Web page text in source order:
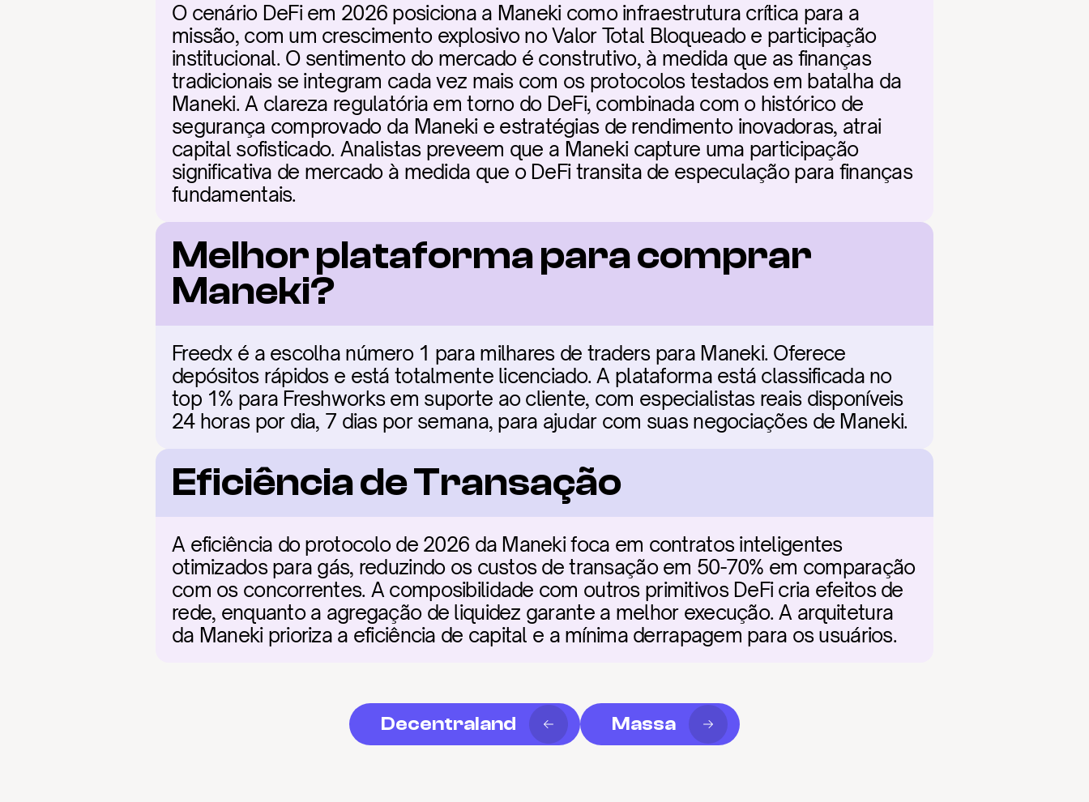
O cenário DeFi em 2026 posiciona a Maneki como infraestrutura crítica para a
missão, com um crescimento explosivo no Valor Total Bloqueado e participação
institucional. O sentimento do mercado é construtivo, à medida que as finanças
tradicionais se integram cada vez mais com os protocolos testados em batalha da
Maneki. A clareza regulatória em torno do DeFi, combinada com o histórico de
segurança comprovado da Maneki e estratégias de rendimento inovadoras, atrai
capital sofisticado. Analistas preveem que a Maneki capture uma participação
significativa de mercado à medida que o DeFi transita de especulação para finanças
fundamentais.
Melhor plataforma para comprar
Maneki?
Freedx é a escolha número 1 para milhares de traders para Maneki. Oferece
depósitos rápidos e está totalmente licenciado. A plataforma está classificada no
top 1% para Freshworks em suporte ao cliente, com especialistas reais disponíveis
24 horas por dia, 7 dias por semana, para ajudar com suas negociações de Maneki.
Eficiência de Transação
A eficiência do protocolo de 2026 da Maneki foca em contratos inteligentes
otimizados para gás, reduzindo os custos de transação em 50-70% em comparação
com os concorrentes. A composibilidade com outros primitivos DeFi cria efeitos de
rede, enquanto a agregação de liquidez garante a melhor execução. A arquitetura
da Maneki prioriza a eficiência de capital e a mínima derrapagem para os usuários.
Decentraland Massa